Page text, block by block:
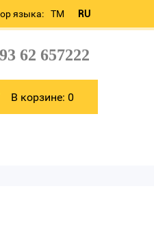
языка: TM RU
62 657222
В корзине:0